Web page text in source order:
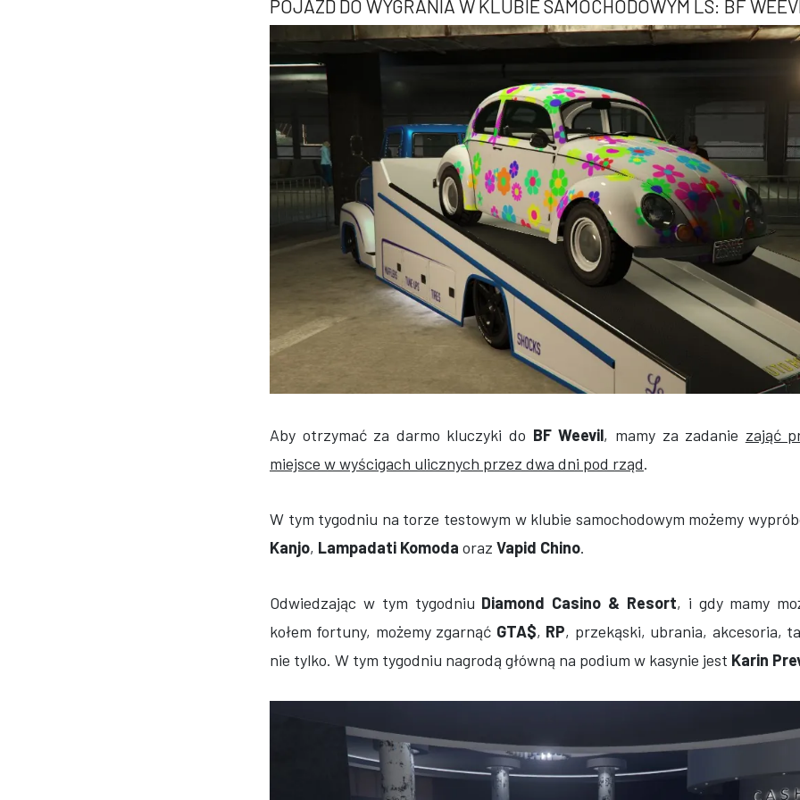
POJAZD DO WYGRANIA W KLUBIE SAMOCHODOWYM LS: BF
Aby otrzymać za darmo kluczyki do BF Weevil, mamy za zadanie zająć
miejsce w wyścigach ulicznych przez dwa dni pod rząd.
W tym tygodniu na torze testowym w klubie samochodowym możemy
Kanjo, Lampadati Komoda oraz Vapid Chino.
Odwiedzając w tym tygodniu Diamond Casino & Resort, i gdy mamy
kołem fortuny, możemy zgarnąć GTA$, RP, przekąski, ubrania, akcesoria,
nie tylko. W tym tygodniu nagrodą główną na podium w kasynie jest Karin